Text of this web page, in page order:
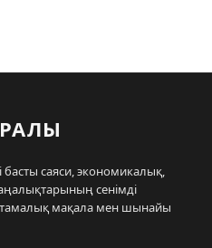
басты саяси, экономикалық,
сенімді
мақала мен шынайы